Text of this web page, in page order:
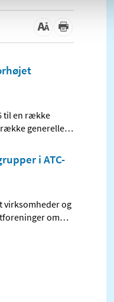
til en række
generelle…
i ATC-
virksomheder og
om…